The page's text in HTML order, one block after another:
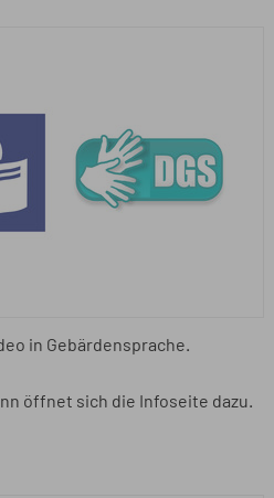
in Gebärdensprache.
öffnet sich die Infoseite dazu.